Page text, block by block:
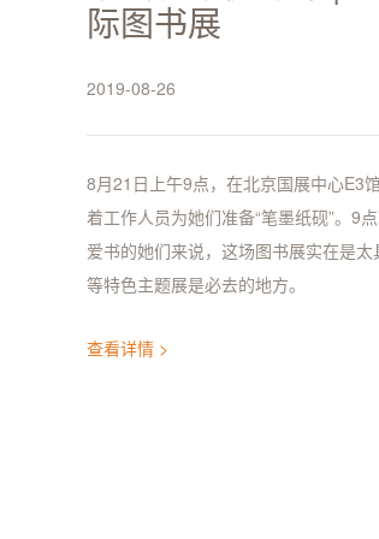
际图书展
2019-08-26
8月21日上午9点，在北京国展中心E3
着工作人员为她们准备“笔墨纸砚”。9
爱书的她们来说，这场图书展实在是
等特色主题展是必去的地方。
查看详情 >